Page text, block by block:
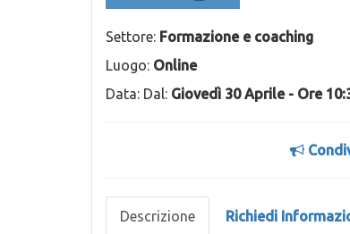
Settore: Formazione e coaching
Luogo: Online
Data: Dal: Giovedì 30 Aprile - Ore
Descrizione Richiedi